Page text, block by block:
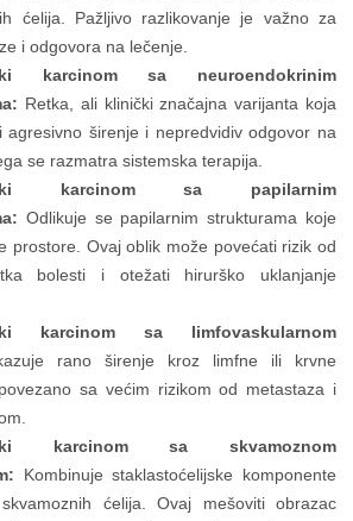
ćelija. Pažljivo razlikovanje je važno za
i odgovora na lečenje.
karcinom sa neuroendokrinim
Retka, ali klinički značajna varijanta koja
agresivno širenje i nepredvidiv odgovor na
se razmatra sistemska terapija.
karcinom sa papilarnim
Odlikuje se papilarnim strukturama koje
prostore. Ovaj oblik može povećati rizik od
bolesti i otežati hirurško uklanjanje
karcinom sa limfovaskularnom
rano širenje kroz limfne ili krvne
sa većim rizikom od metastaza i
karcinom sa skvamoznom
Kombinuje staklastoćelijske komponente
ćelija. Ovaj mešoviti obrazac